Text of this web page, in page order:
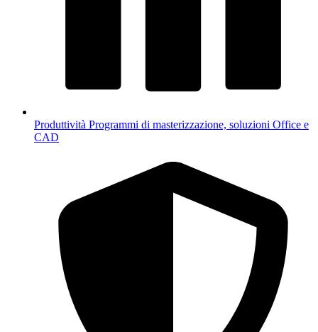
Produttività Programmi di masterizzazione, soluzioni Office e
CAD